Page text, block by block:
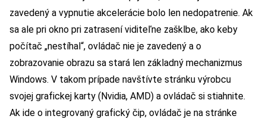
zavedený a vypnutie akcelerácie bolo len nedopatrenie. Ak
sa ale pri okno pri zatrasení viditeľne zašklbe, ako keby
počítač „nestíhal“, ovládač nie je zavedený a o
zobrazovanie obrazu sa stará len základný mechanizmus
Windows. V takom prípade navštívte stránku výrobcu
svojej grafickej karty (Nvidia, AMD) a ovládač si stiahnite.
Ak ide o integrovaný grafický čip, ovládač je na stránke